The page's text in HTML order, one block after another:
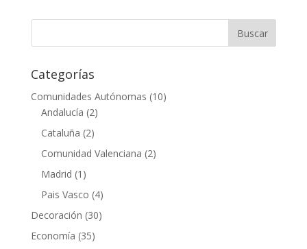
Categorías
Comunidades Autónomas (10)
Andalucía (2)
Cataluña (2)
Comunidad Valenciana (2)
Madrid (1)
Pais Vasco (4)
Decoración (30)
Economía (35)